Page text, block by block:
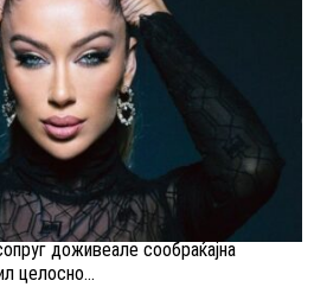
доживеале сообраќајна
целосно...